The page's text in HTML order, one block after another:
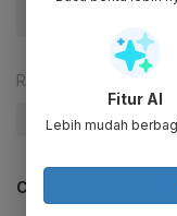
Reporter:
#Erick Thohir
CEK JUGA DATA INI
Fitur AI
Lebih mudah